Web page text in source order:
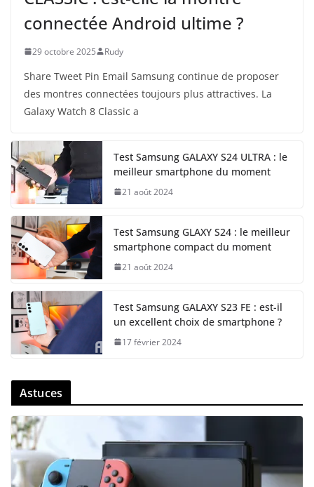
connectée Android ultime ?
29 octobre 2025 Rudy
Share Tweet Pin Email Samsung continue de proposer
des montres connectées toujours plus attractives. La
Galaxy Watch 8 Classic a
Test Samsung GALAXY S24 ULTRA : le
meilleur smartphone du moment
21 août 2024
Test Samsung GLAXY S24 : le meilleur
smartphone compact du moment
21 août 2024
Test Samsung GALAXY S23 FE : est-il
un excellent choix de smartphone ?
17 février 2024
Astuces